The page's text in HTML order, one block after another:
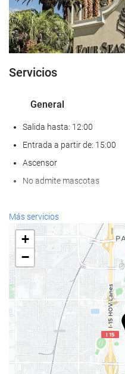
Servicios
General
Salida hasta: 12:00
Entrada a partir de: 15:00
Ascensor
No admite mascotas
Comida y bebida
Restaurante a la carta
Bar
Cafetera en zonas comunes
Bienestar
Hammam
Gimnasio
Más servicios
+
−